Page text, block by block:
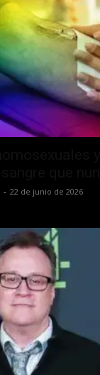
- 22 de junio de 2026